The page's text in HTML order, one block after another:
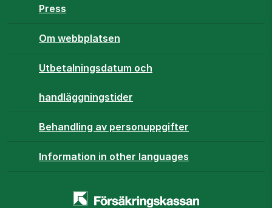
Press
Om webbplatsen
Utbetalningsdatum och
handläggningstider
Behandling av personuppgifter
Information in other languages
Startsidan